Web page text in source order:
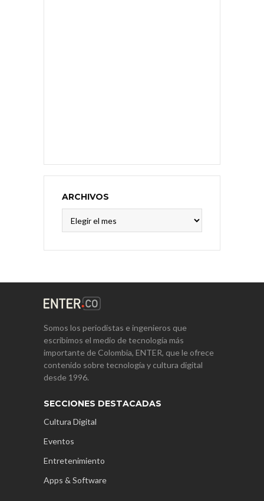
ARCHIVOS
Somos los periodistas e ingenieros que
escribimos el medio de tecnología más
importante de Colombia, ENTER, que le ofrece
contenido sobre tecnología y cultura digital
desde 1996.
SECCIONES DESTACADAS
Cultura Digital
Eventos
Entretenimiento
Apps & Software